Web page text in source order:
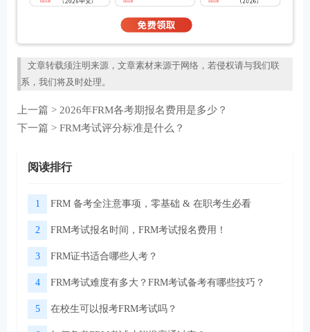
文章转载须注明来源，文章素材来源于网络，若侵权请与我们联
系，我们将及时处理。
上一篇 > 2026年FRM各考期报名费用是多少？
下一篇 > FRM考试评分标准是什么？
阅读排行
1 FRM 备考全注意事项，零基础 & 在职考生必看
2 FRM考试报名时间，FRM考试报名费用！
3 FRM证书适合哪些人考？
4 FRM考试难度有多大？FRM考试备考有哪些技巧？
5 在校生可以报考FRM考试吗？